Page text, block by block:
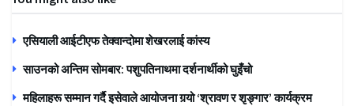
एसियाली आईटीएफ तेक्वान्दोमा शेखरलाई कांस्य
साउनको अन्तिम सोमबार: पशुपतिनाथमा दर्शनार्थीको घुइँचो
महिलाहरू सम्मान गर्दै इसेवाले आयोजना गर्‍यो ‘श्रावण र शृङ्गार’ कार्यक्रम